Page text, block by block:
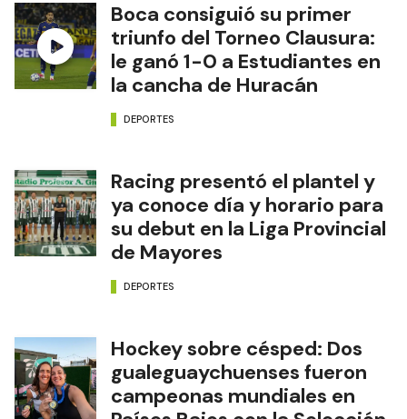
Boca consiguió su primer
triunfo del Torneo Clausura:
le ganó 1-0 a Estudiantes en
la cancha de Huracán
DEPORTES
Racing presentó el plantel y
ya conoce día y horario para
su debut en la Liga Provincial
de Mayores
DEPORTES
Hockey sobre césped: Dos
gualeguaychuenses fueron
campeonas mundiales en